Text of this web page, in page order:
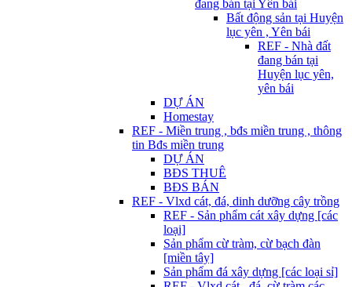
đang bán tại Yên bái
Bất động sản tại Huyện
lục yên , Yên bái
REF - Nhà đất
đang bán tại
Huyện lục yên,
yên bái
DỰ ÁN
Homestay
REF - Miền trung , bđs miền trung , thông
tin Bđs miền trung
DỰ ÁN
BĐS THUÊ
BĐS BÁN
REF - Vlxd cát, đá, dinh dưỡng cây trồng
REF - Sản phẩm cát xây dựng [các
loại]
Sản phẩm cừ tràm, cừ bạch đàn
[miền tây]
Sản phẩm đá xây dựng [các loại sỉ]